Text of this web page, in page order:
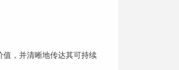
，并清晰地传达其可持续